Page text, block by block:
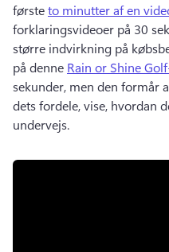
første to minutter af en
forklaringsvideoer på 30
større indvirkning på
på denne Rain or Shine
sekunder, men den formår
dets fordele, vise, hvordan
undervejs.